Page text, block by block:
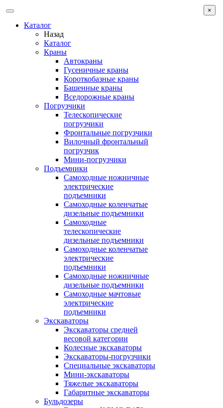
Каталог
Назад
Каталог
Краны
Автокраны
Гусеничные краны
Короткобазные краны
Башенные краны
Вcедорожные краны
Погрузчики
Телескопические
погрузчики
Фронтальные погрузчики
Вилочный фронтальный
погрузчик
Мини-погрузчики
Подъемники
Самоходные ножничные
электрические
подъемники
Самоходные коленчатые
дизельные подъемники
Самоходные
телескопические
дизельные подъемники
Самоходные коленчатые
электрические
подъемники
Самоходные ножничные
дизельные подъемники
Самоходные мачтовые
электрические
подъемники
Экскаваторы
Экскаваторы средней
весовой категории
Колесные экскаваторы
Экскаваторы-погрузчики
Специальные экскаваторы
Мини-экскаваторы
Тяжелые экскаваторы
Габаритные экскаваторы
Бульдозеры
×